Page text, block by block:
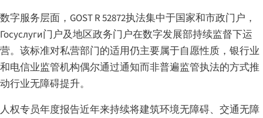
数字服务层面，GOST R 52872执法集中于国家和市政门户，
Госуслуги门户及地区政务门户在数字发展部持续监督下运
营。该标准对私营部门的适用仍主要属于自愿性质，银行业
和电信业监管机构偶尔通过通知而非普遍监管执法的方式推
动行业无障碍提升。
人权专员年度报告近年来持续将建筑环境无障碍、交通无障